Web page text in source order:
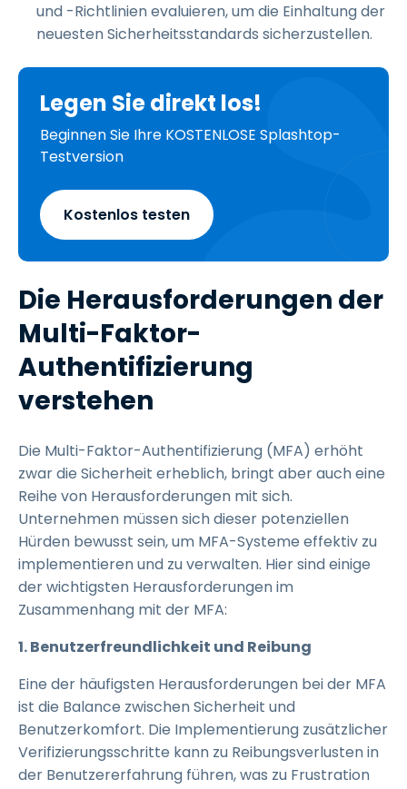
und -Richtlinien evaluieren, um die Einhaltung der
neuesten Sicherheitsstandards sicherzustellen.
Legen Sie direkt los!
Beginnen Sie Ihre KOSTENLOSE Splashtop-
Testversion
Kostenlos testen
Die Herausforderungen der
Multi-Faktor-
Authentifizierung
verstehen
Die Multi-Faktor-Authentifizierung (MFA) erhöht
zwar die Sicherheit erheblich, bringt aber auch eine
Reihe von Herausforderungen mit sich.
Unternehmen müssen sich dieser potenziellen
Hürden bewusst sein, um MFA-Systeme effektiv zu
implementieren und zu verwalten. Hier sind einige
der wichtigsten Herausforderungen im
Zusammenhang mit der MFA:
1. Benutzerfreundlichkeit und Reibung
Eine der häufigsten Herausforderungen bei der MFA
ist die Balance zwischen Sicherheit und
Benutzerkomfort. Die Implementierung zusätzlicher
Verifizierungsschritte kann zu Reibungsverlusten in
der Benutzererfahrung führen, was zu Frustration